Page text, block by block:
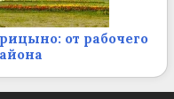
от рабочего